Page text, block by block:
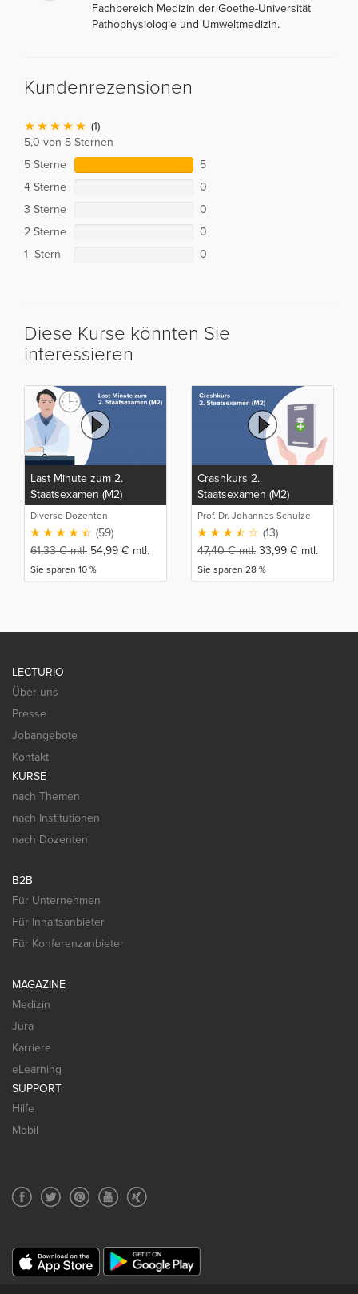
Fachbereich Medizin der Goethe-Universität
Pathophysiologie und Umweltmedizin.
Kundenrezensionen
(1)
5,0 von 5 Sternen
5 Sterne
5
4 Sterne
0
3 Sterne
0
2 Sterne
0
1 Stern
0
Diese Kurse könnten Sie
interessieren
Last Minute zum 2.
Staatsexamen (M2)
Diverse Dozenten
(59)
61,33€mtl. 54,99 € mtl.
Sie sparen 10 %
Crashkurs 2.
Staatsexamen (M2)
Prof. Dr. Johannes Schulze
(13)
47,40€mtl. 33,99 € mtl.
Sie sparen 28 %
LECTURIO
Über uns
Presse
Jobangebote
Kontakt
KURSE
nach Themen
nach Institutionen
nach Dozenten
B2B
Für Unternehmen
Für Inhaltsanbieter
Für Konferenzanbieter
MAGAZINE
Medizin
Jura
Karriere
eLearning
SUPPORT
Hilfe
Mobil